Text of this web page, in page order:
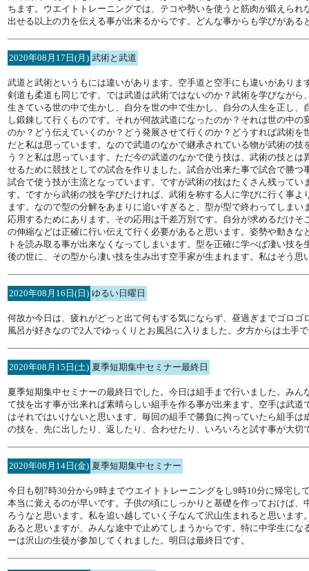
ちます。ウエイトトレーニングでは、テコや勢いを使うと筋肉が鍛えら
出せる以上の力を伝える事が出来るからです。どんな事からも学びがある
2020年08月17日(月) 武術と武道
武道と武術というもには違いがあります。空手道と空手にも違いがあり
剣道も柔道も同じです。では武道は武術ではないのか？武術を学びなが
生きている世の中で生かし、自分を世の中で生かし、自分の人生を正し
し鍛錬して行くものです。それが何故武道になったのか？それは世の中
のか？どう伝えていくのか？どう発展させて行くのか？どうすれば武術
だと私は思っています。なので武道のなかで継承されている物が武術の
う？と私は思っています。ただ今の武道のなかで使う技は、武術の技と
せるために競技としての試合を作りました。試合が出来た事で試合で勝
試合で使う技が主流となっています。ですが武術の技はたくさん残って
す。ですから武術の技を学びたければ、武術を称する人に学びに行く事
ます。なので型の分解をあまりに追いすぎると、型が型で終わってしま
応用するためにあります。その応用は千差万別です。自分が求めるだけ
の伸縮などは正確に行い伝えて行く必要があると思います。姿勢や動き
トを読み取る事が出来なくなってしまいます。型を正確に学べば凄い技
後の世に、その型から凄い技を生み出す空手家が生まれます。私はそう思
2020年08月16日(日) ゆるい日曜日
何故か今日は、疲れがどっと出て何もする気にならず、昼過ぎまでゴロ
風呂が好きなので2人でゆっくりとお風呂に入りました。夕方からは土手
2020年08月15日(土) 夏季短期集中セミナー最終日
夏季短期集中セミナーの最終日でした。今日は組手まで行いました。み
て技を出す事が出来れば素晴らしい組手を作る事が出来ます。空手は武
はそれではいけないと思います。毎回の組手で勝負に拘っていたら組手
の技を、先に出したり、返したり、合わせたり、いろいろと試す事が大
2020年08月14日(金) 夏季短期集中セミナー
今日も朝7時30分から9時までウエイトトレーニングをし9時10分に帰宅
本当に覚えるのが早いです。子供の頃にしっかりと基礎を作っておけば
ろうなと思います。私を追い越していく子なんて沢山生まれると思いま
あると思いますが、みんな途中で止めてしまうからです。特に中学生に
ーは沢山の生徒が参加してくれました。明日は最終日です。